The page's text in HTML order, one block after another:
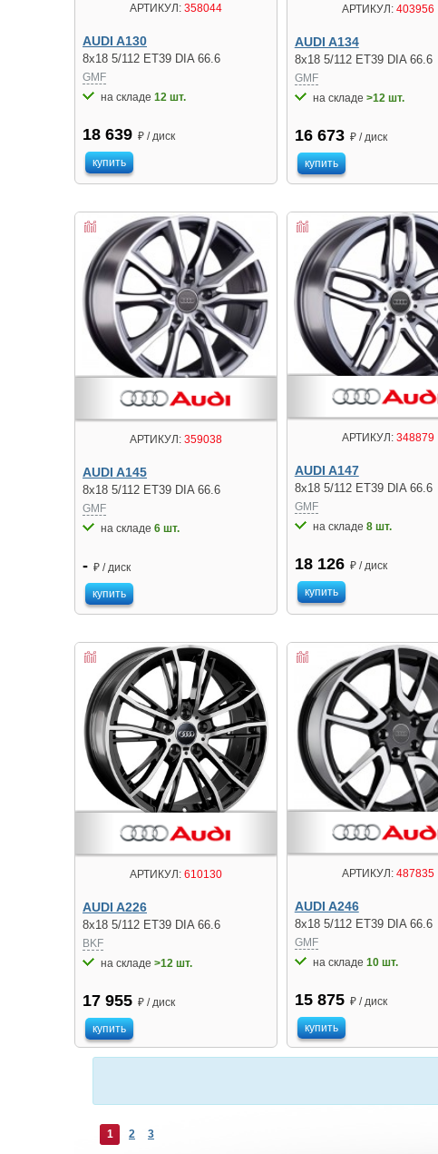
АРТИКУЛ:358044
AUDI A130
8x18 5/112 ET39 DIA 66.6
GMF
на складе 12 шт.
18 639 ₽ / диск
купить
АРТИКУЛ:403956
AUDI A134
8x18 5/112 ET39 DIA 66.6
GMF
на складе >12 шт.
16 673 ₽ / диск
купить
АРТИКУЛ:359038
AUDI A145
8x18 5/112 ET39 DIA 66.6
GMF
на складе 6 шт.
- ₽ / диск
купить
АРТИКУЛ:348879
AUDI A147
8x18 5/112 ET39 DIA 66.6
GMF
на складе 8 шт.
18 126 ₽ / диск
купить
АРТИКУЛ:610130
AUDI A226
8x18 5/112 ET39 DIA 66.6
BKF
на складе >12 шт.
17 955 ₽ / диск
купить
АРТИКУЛ:487835
AUDI A246
8x18 5/112 ET39 DIA 66.6
GMF
на складе 10 шт.
15 875 ₽ / диск
купить
1 2 3